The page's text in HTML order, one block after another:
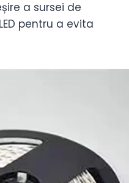
a sursei de
pentru a evita